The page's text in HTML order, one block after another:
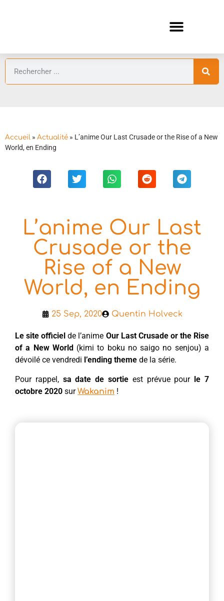
Accueil » Actualité » L’anime Our Last Crusade or the Rise of a New
World, en Ending
L’anime Our Last
Crusade or the
Rise of a New
World, en Ending
25 Sep, 2020 Quentin Holveck
Le site officiel de l’anime Our Last Crusade or the Rise
of a New World(kimi to boku no saigo no senjou) a
dévoilé ce vendredi l’ending theme de la série.
Pour rappel, sa date de sortie est prévue pour le 7
octobre 2020 surWakanim !